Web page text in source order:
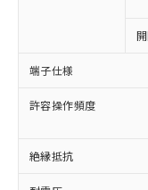
端子仕様
許容操作頻度
絶縁抵抗
以下の条件
ご利用くだ
本サ
商品
(税抜
当社
本サ
対応予定な
非含有に非
調査・確認
非含有の対
商品です。
非該当品：
害物質有無
仕入先様の
いたものが
「○」：最
基準値以下
「×」：最
基準値を超
当社